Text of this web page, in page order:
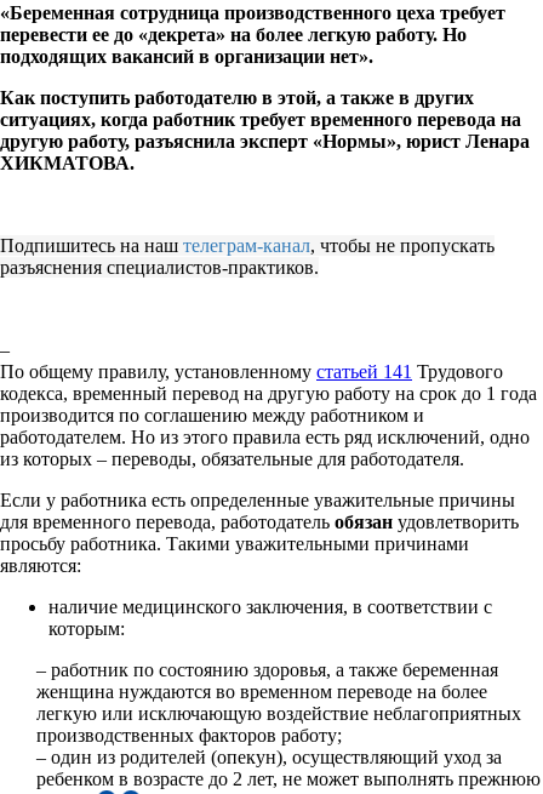
«Беременная сотрудница производственного цеха требует
перевести ее до «декрета» на более легкую работу. Но
подходящих вакансий в организации нет».
Как поступить работодателю в этой, а также в других
ситуациях, когда работник требует временного перевода на
другую работу, разъяснила эксперт «Нормы», юрист Ленара
ХИКМАТОВА.
Подпишитесь на наш телеграм-канал, чтобы не пропускать
разъяснения специалистов-практиков.
–
По общему правилу, установленному статьей 141 Трудового
кодекса, временный перевод на другую работу на срок до 1 года
производится по соглашению между работником и
работодателем. Но из этого правила есть ряд исключений, одно
из которых – переводы, обязательные для работодателя.
Если у работника есть определенные уважительные причины
для временного перевода, работодатель обязан удовлетворить
просьбу работника. Такими уважительными причинами
являются:
наличие медицинского заключения, в соответствии с
которым:
– работник по состоянию здоровья, а также беременная
женщина нуждаются во временном переводе на более
легкую или исключающую воздействие неблагоприятных
производственных факторов работу;
– один из родителей (опекун), осуществляющий уход за
ребенком в возрасте до 2 лет, не может выполнять прежнюю